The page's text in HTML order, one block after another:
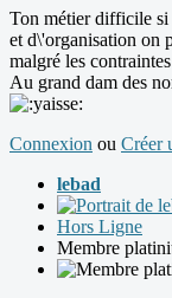
Ton métier difficile si
et d\'organisation on
malgré les
Au grand dam des
Connexion ou Créer
lebad
Hors Ligne
Membre